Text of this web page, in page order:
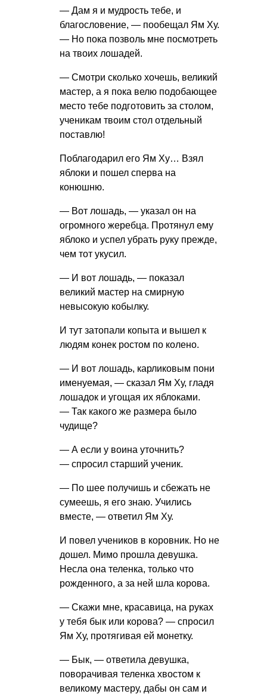
— Дам я и мудрость тебе, и
благословение, — пообещал Ям Ху.
— Но пока позволь мне посмотреть
на твоих лошадей.
— Смотри сколько хочешь, великий
мастер, а я пока велю подобающее
место тебе подготовить за столом,
ученикам твоим стол отдельный
поставлю!
Поблагодарил его Ям Ху… Взял
яблоки и пошел сперва на
конюшню.
— Вот лошадь, — указал он на
огромного жеребца. Протянул ему
яблоко и успел убрать руку прежде,
чем тот укусил.
— И вот лошадь, — показал
великий мастер на смирную
невысокую кобылку.
И тут затопали копыта и вышел к
людям конек ростом по колено.
— И вот лошадь, карликовым пони
именуемая, — сказал Ям Ху, гладя
лошадок и угощая их яблоками.
— Так какого же размера было
чудище?
— А если у воина уточнить?
— спросил старший ученик.
— По шее получишь и сбежать не
сумеешь, я его знаю. Учились
вместе, — ответил Ям Ху.
И повел учеников в коровник. Но не
дошел. Мимо прошла девушка.
Несла она теленка, только что
рожденного, а за ней шла корова.
— Скажи мне, красавица, на руках
у тебя бык или корова? — спросил
Ям Ху, протягивая ей монетку.
— Бык, — ответила девушка,
поворачивая теленка хвостом к
великому мастеру, дабы он сам и